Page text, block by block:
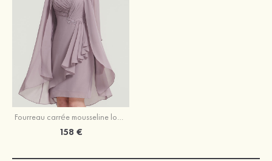
Fourreau carrée mousseline longueur genou robe de mère de la mariée avec plissé veste
158 €